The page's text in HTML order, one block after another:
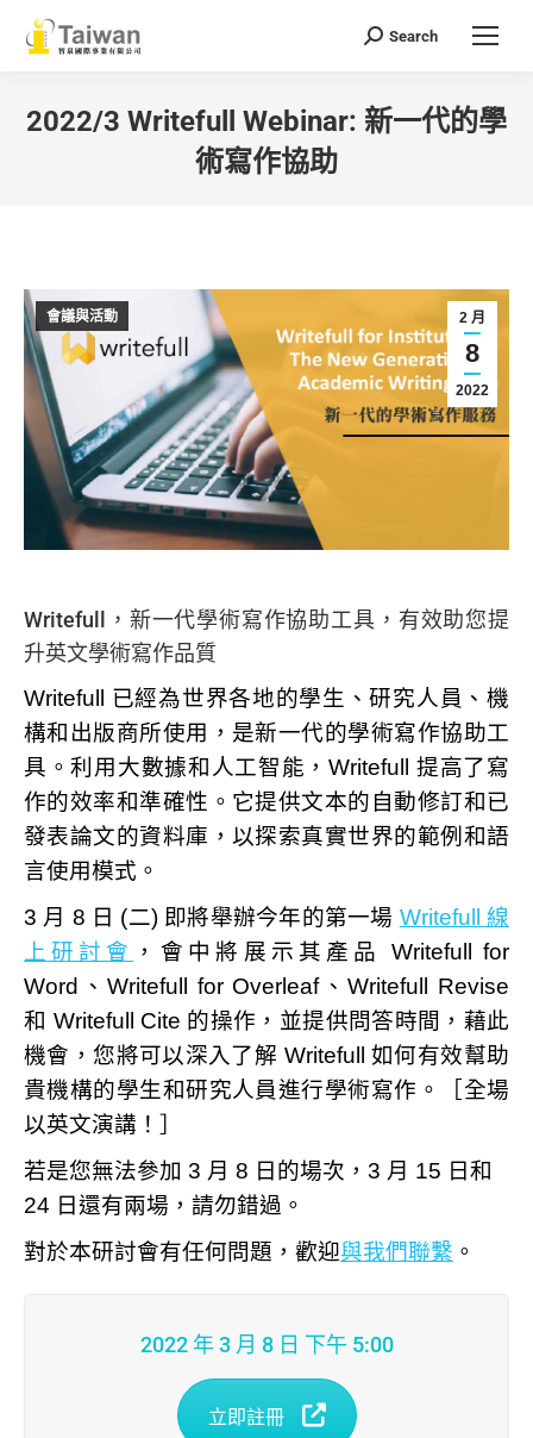
Search:
Search
2022/3 Writefull Webinar: 新一代的學
術寫作協助
2 月
8
2022
會議與活動
Writefull，新一代學術寫作協助工具，有效助您提
升英文學術寫作品質
Writefull 已經為世界各地的學生、研究人員、機
構和出版商所使用，是新一代的學術寫作協助工
具。利用大數據和人工智能，Writefull 提高了寫
作的效率和準確性。它提供文本的自動修訂和已
發表論文的資料庫，以探索真實世界的範例和語
言使用模式。
3 月 8 日 (二) 即將舉辦今年的第一場 Writefull 線
上研討會 ，會中將展示其產品 Writefull for
Word、Writefull for Overleaf、Writefull Revise
和 Writefull Cite 的操作，並提供問答時間，藉此
機會，您將可以深入了解 Writefull 如何有效幫助
貴機構的學生和研究人員進行學術寫作。［全場
以英文演講！］
若是您無法參加 3 月 8 日的場次，3 月 15 日和
24 日還有兩場，請勿錯過。
對於本研討會有任何問題，歡迎與我們聯繫 。
2022 年 3 月 8 日 下午 5:00
立即註冊